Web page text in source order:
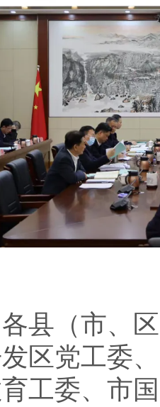
（市、区
区党工委
工委、市